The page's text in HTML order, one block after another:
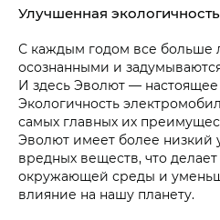
Улучшенная экологичность
С каждым годом все больше
осознанными и
И здесь Эволют — настоящее
Экологичность
самых главных их
Эволют имеет более низкий
вредных веществ, что
окружающей среды и
влияние на нашу планету.